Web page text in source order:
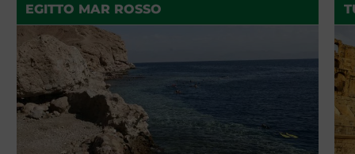
EGITTO MAR ROSSO